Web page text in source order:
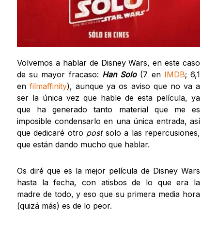
Volvemos a hablar de Disney Wars, en este caso
de su mayor fracaso: Han Solo(7 en IMDB; 6,1
enfilmaffinity), aunque ya os aviso que no va a
ser la única vez que hable de esta película, ya
que ha generado tanto material que me es
imposible condensarlo en una única entrada, así
que dedicaré otro post solo a las repercusiones,
que están dando mucho que hablar.
Os diré que es la mejor película de Disney Wars
hasta la fecha, con atisbos de lo que era la
madre de todo, y eso que su primera media hora
(quizá más) es de lo peor.